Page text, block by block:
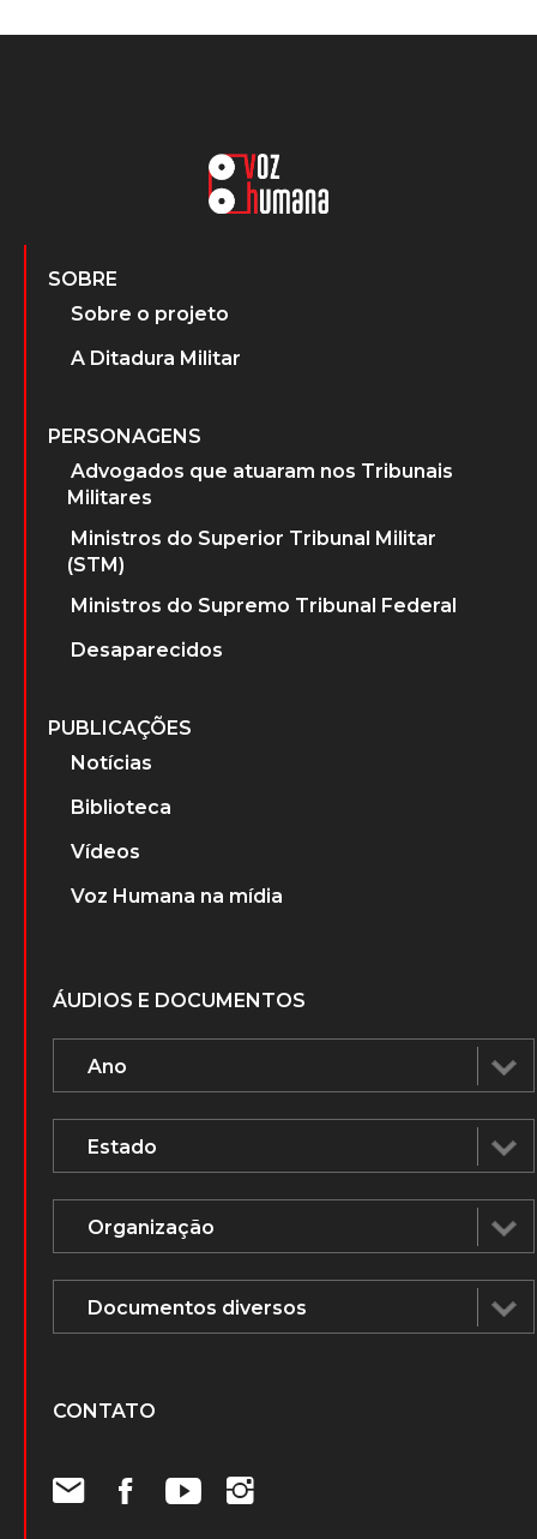
SOBRE
Sobre o projeto
A Ditadura Militar
PERSONAGENS
Advogados que atuaram nos Tribunais
Militares
Ministros do Superior Tribunal Militar
(STM)
Ministros do Supremo Tribunal Federal
Desaparecidos
PUBLICAÇÕES
Notícias
Biblioteca
Vídeos
Voz Humana na mídia
ÁUDIOS E DOCUMENTOS
CONTATO